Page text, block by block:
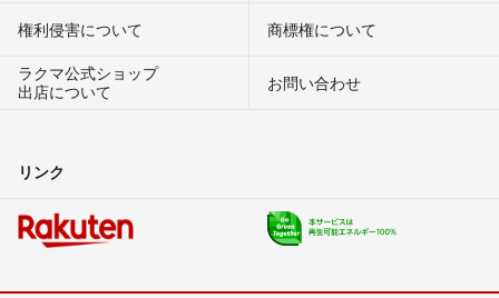
権利侵害について
商標権について
ラクマ公式ショップ
出店について
お問い合わせ
リンク